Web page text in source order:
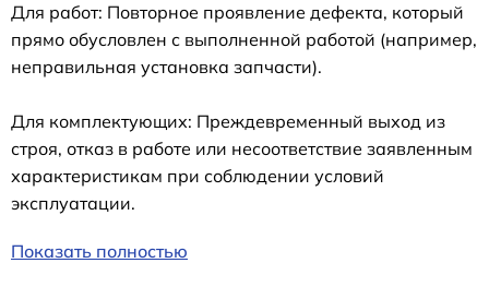
Для работ: Повторное проявление дефекта, который
прямо обусловлен с выполненной работой (например,
неправильная установка запчасти).
Для комплектующих: Преждевременный выход из
строя, отказ в работе или несоответствие заявленным
характеристикам при соблюдении условий
эксплуатации.
Показать полностью